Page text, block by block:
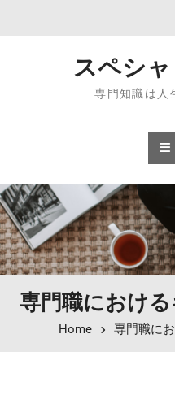
スペシ
専門知識は人
専門職におけ
Home 専門職に